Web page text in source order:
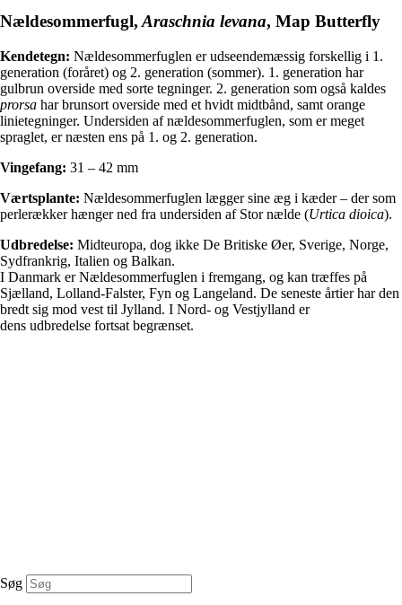
Nældesommerfugl, Araschnia levana, Map Butterfly
Kendetegn: Nældesommerfuglen er udseendemæssig forskellig i 1.
generation (foråret) og 2. generation (sommer). 1. generation har
gulbrun overside med sorte tegninger. 2. generation som også kaldes
prorsa har brunsort overside med et hvidt midtbånd, samt orange
linietegninger. Undersiden af nældesommerfuglen, som er meget
spraglet, er næsten ens på 1. og 2. generation.
Vingefang: 31 – 42 mm
Værtsplante: Nældesommerfuglen lægger sine æg i kæder – der som
perlerækker hænger ned fra undersiden af Stor nælde (Urtica dioica).
Udbredelse: Midteuropa, dog ikke De Britiske Øer, Sverige, Norge,
Sydfrankrig, Italien og Balkan.
I Danmark er Nældesommerfuglen i fremgang, og kan træffes på
Sjælland, Lolland-Falster, Fyn og Langeland. De seneste årtier har den
bredt sig mod vest til Jylland. I Nord- og Vestjylland er
dens udbredelse fortsat begrænset.
Søg